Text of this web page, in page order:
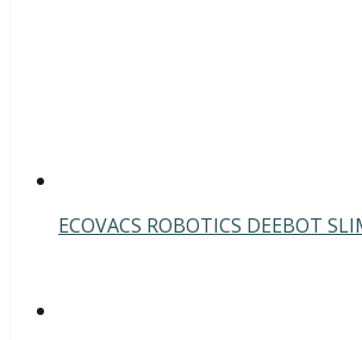
ECOVACS ROBOTICS DEEBOT